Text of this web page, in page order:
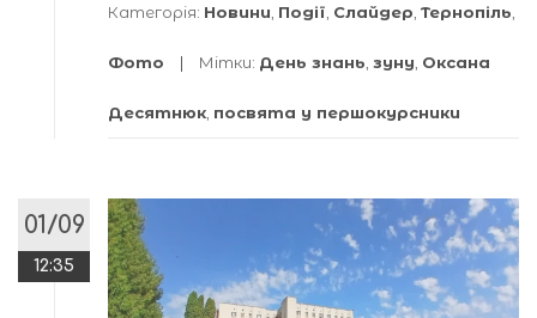
Категорія: Новини Події Слайдер Тернопіль
Фото Мітки: День знань зуну Оксана
Десятнюк посвята у першокурсники
01/09
12:35